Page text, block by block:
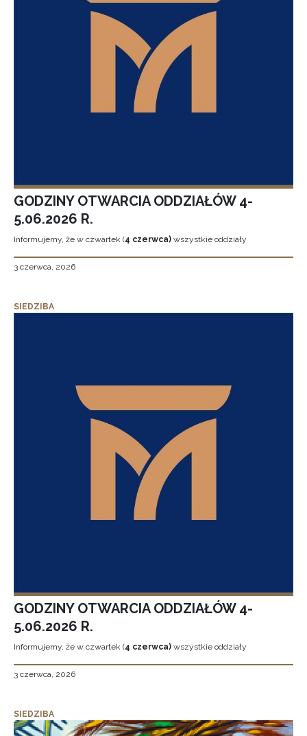
GODZINY OTWARCIA ODDZIAŁÓW 4-
5.06.2026 R.
Informujemy, że w czwartek (4 czerwca) wszystkie oddziały
3 czerwca, 2026
SIEDZIBA
GODZINY OTWARCIA ODDZIAŁÓW 4-
5.06.2026 R.
Informujemy, że w czwartek (4 czerwca) wszystkie oddziały
3 czerwca, 2026
SIEDZIBA